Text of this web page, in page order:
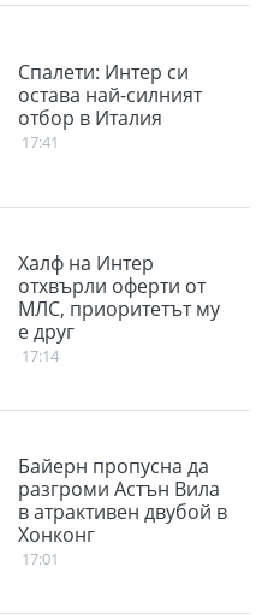
Спалети: Интер си
остава най-силният
отбор в Италия
17:41
Халф на Интер
отхвърли оферти от
МЛС, приоритетът му
е друг
17:14
Байерн пропусна да
разгроми Астън Вила
в атрактивен двубой в
Хонконг
17:01